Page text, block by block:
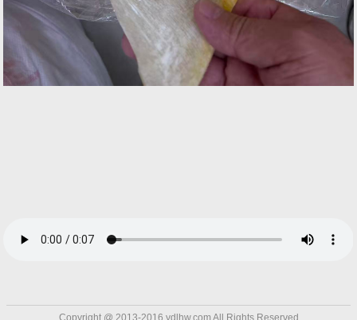
Copyright @ 2013-2016 ydlhw.com All Rights Reserved